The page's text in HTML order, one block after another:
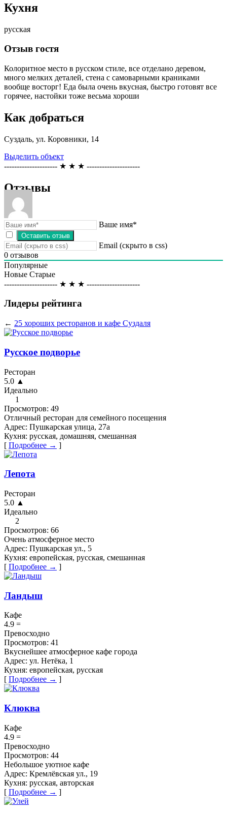
Кухня
русская
Отзыв гостя
Колоритное место в русском стиле, все отделано деревом,
много мелких деталей, стена с самоварными краниками
вообще восторг! Еда была очень вкусная, быстро готовят все
горячее, настойки тоже весьма хороши
Как добраться
Суздаль, ул. Коровники, 14
Выделить объект
--------------------- ★ ★ ★ ---------------------
Отзывы
Ваше имя*
Email (скрыто в css)
0 отзывов
Популярные
Новые Старые
--------------------- ★ ★ ★ ---------------------
Лидеры рейтинга
← 25 хороших ресторанов и кафе Суздаля
Русское подворье
Ресторан
5.0 ▲
Идеально
1
Просмотров: 49
Отличный ресторан для семейного посещения
Адрес: Пушкарская улица, 27а
Кухня: русская, домашняя, смешанная
[ Подробнее → ]
Лепота
Ресторан
5.0 ▲
Идеально
2
Просмотров: 66
Очень атмосферное место
Адрес: Пушкарская ул., 5
Кухня: европейская, русская, смешанная
[ Подробнее → ]
Ландыш
Кафе
4.9 =
Превосходно
Просмотров: 41
Вкуснейшее атмосферное кафе города
Адрес: ул. Нетёка, 1
Кухня: европейская, русская
[ Подробнее → ]
Клюква
Кафе
4.9 =
Превосходно
Просмотров: 44
Небольшое уютное кафе
Адрес: Кремлёвская ул., 19
Кухня: русская, авторская
[ Подробнее → ]